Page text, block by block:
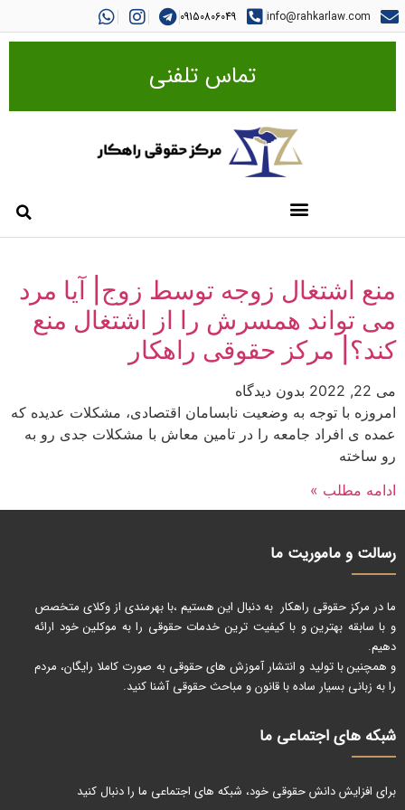
info@rahkarlaw.com
09150806049
تماس تلفنی
منع اشتغال زوجه توسط زوج| آیا مرد
می تواند همسرش را از اشتغال منع
کند؟| مرکز حقوقی راهکار
می 22, 2022
بدون دیدگاه
امروزه با توجه به وضعیت نابسامان اقتصادی، مشکلات عدیده که
عمده ی افراد جامعه را در تامین معاش با مشکلات جدی رو به
رو ساخته
ادامه مطلب »
رسالت و ماموریت ما
ما در مرکز حقوقی راهکار به دنبال این هستیم ،با بهرمندی از وکلای متخصص
و با سابقه بهترین و با کیفیت ترین خدمات حقوقی را به موکلین خود ارائه
دهیم.
و همچنین با تولید و انتشار آموزش های حقوقی به صورت کاملا رایگان، مردم
را به زبانی بسیار ساده با قانون و مباحث حقوقی آشنا کنید.
شبکه های اجتماعی ما
برای افزایش دانش حقوقی خود، شبکه های اجتماعی ما را دنبال کنید